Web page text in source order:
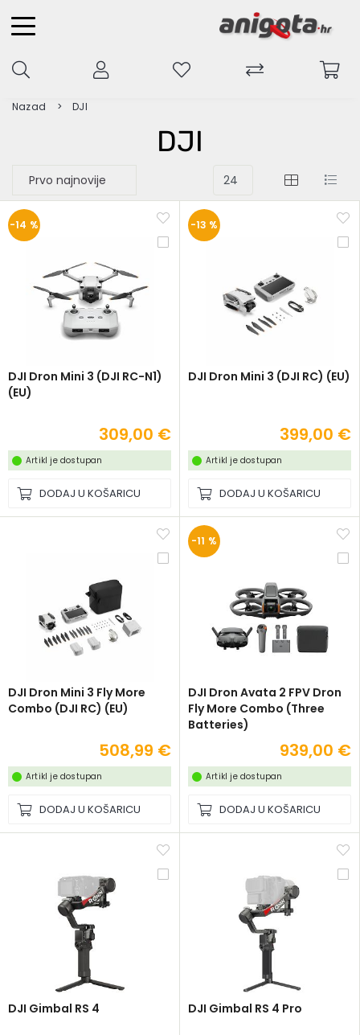
Nazad DJI
DJI
-14 %
DJI Dron Mini 3 (DJI RC-N1)
(EU)
309,00 €
Artikl je dostupan
DODAJ U KOŠARICU
-13 %
DJI Dron Mini 3 (DJI RC) (EU)
399,00 €
Artikl je dostupan
DODAJ U KOŠARICU
DJI Dron Mini 3 Fly More
Combo (DJI RC) (EU)
508,99 €
Artikl je dostupan
DODAJ U KOŠARICU
-11 %
DJI Dron Avata 2 FPV Dron
Fly More Combo (Three
Batteries)
939,00 €
Artikl je dostupan
DODAJ U KOŠARICU
DJI Gimbal RS 4 DJI Gimbal RS 4 Pro